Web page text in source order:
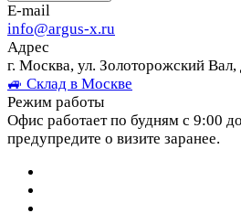
E-mail
info@argus-x.ru
Адрес
г. Москва, ул. Золоторожский
🚙 Склад в Москве
Режим работы
Офис работает по будням с 9:00
предупредите о визите заранее.